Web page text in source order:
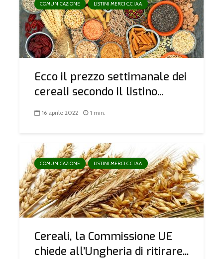
COMUNICAZIONE LISTINI MERCI C.C.I.A.A.
Ecco il prezzo settimanale dei
cereali secondo il listino...
16 aprile 2022 1 min.
COMUNICAZIONE LISTINI MERCI C.C.I.A.A.
Cereali, la Commissione UE
chiede all’Ungheria di ritirare...